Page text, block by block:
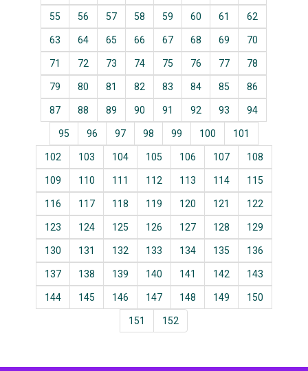
55 56 57 58 59 60 61 62
63 64 65 66 67 68 69 70
71 72 73 74 75 76 77 78
79 80 81 82 83 84 85 86
87 88 89 90 91 92 93 94
95 96 97 98 99 100 101
102 103 104 105 106 107 108
109 110 111 112 113 114 115
116 117 118 119 120 121 122
123 124 125 126 127 128 129
130 131 132 133 134 135 136
137 138 139 140 141 142 143
144 145 146 147 148 149 150
151 152